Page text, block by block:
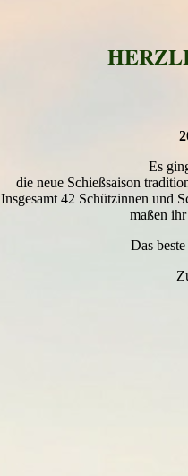
Es
die neue Schießsaison
Insgesamt 42 Schützinnen und
maßen
Das